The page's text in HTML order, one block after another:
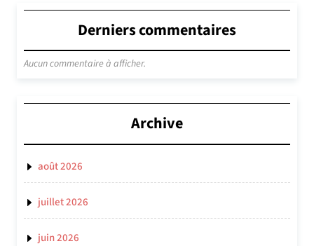
Derniers commentaires
Aucun commentaire à afficher.
Archive
août 2026
juillet 2026
juin 2026